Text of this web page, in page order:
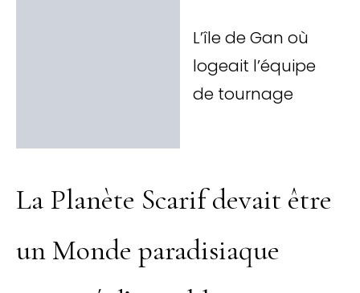
L’île de Gan où
logeait l’équipe
de tournage
La Planète Scarif devait être
un Monde paradisiaque